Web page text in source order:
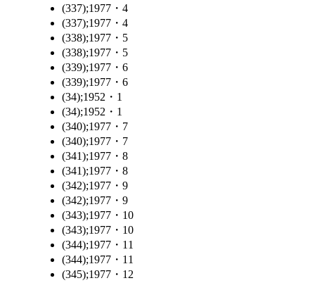
(337);1977・4
(337);1977・4
(338);1977・5
(338);1977・5
(339);1977・6
(339);1977・6
(34);1952・1
(34);1952・1
(340);1977・7
(340);1977・7
(341);1977・8
(341);1977・8
(342);1977・9
(342);1977・9
(343);1977・10
(343);1977・10
(344);1977・11
(344);1977・11
(345);1977・12